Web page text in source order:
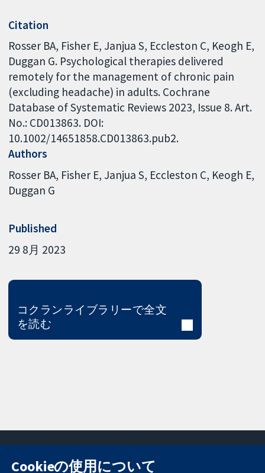
Citation
Rosser BA, Fisher E, Janjua S, Eccleston C, Keogh E,
Duggan G. Psychological therapies delivered
remotely for the management of chronic pain
(excluding headache) in adults. Cochrane
Database of Systematic Reviews 2023, Issue 8. Art.
No.: CD013863. DOI:
10.1002/14651858.CD013863.pub2.
Authors
Rosser BA Fisher E Janjua S Eccleston C Keogh E
Duggan G
Published
29 8月 2023
コクランライブラリーで全文
を読む
Cookieの使用について